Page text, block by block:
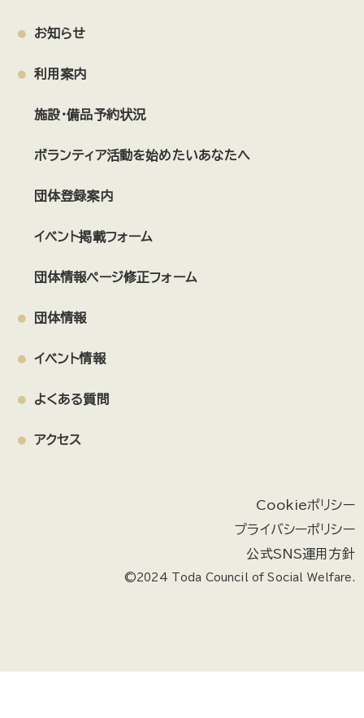
お知らせ
利用案内
施設・備品予約状況
ボランティア活動を始めたいあなたへ
団体登録案内
イベント掲載フォーム
団体情報ページ修正フォーム
団体情報
イベント情報
よくある質問
アクセス
Cookieポリシー
プライバシーポリシー
公式SNS運用方針
©2024 Toda Council of Social Welfare.